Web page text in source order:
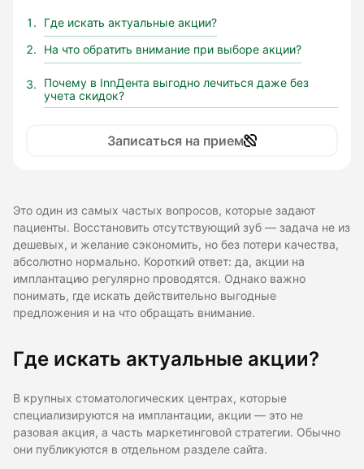
Где искать актуальные акции?
На что обратить внимание при выборе акции?
Почему в InnДента выгодно лечиться даже без
учета скидок?
Записаться на прием
Это один из самых частых вопросов, которые задают
пациенты. Восстановить отсутствующий зуб — задача не из
дешевых, и желание сэкономить, но без потери качества,
абсолютно нормально. Короткий ответ: да, акции на
имплантацию регулярно проводятся. Однако важно
понимать, где искать действительно выгодные
предложения и на что обращать внимание.
Где искать актуальные акции?
В крупных стоматологических центрах, которые
специализируются на имплантации, акции — это не
разовая акция, а часть маркетинговой стратегии. Обычно
они публикуются в отдельном разделе сайта.